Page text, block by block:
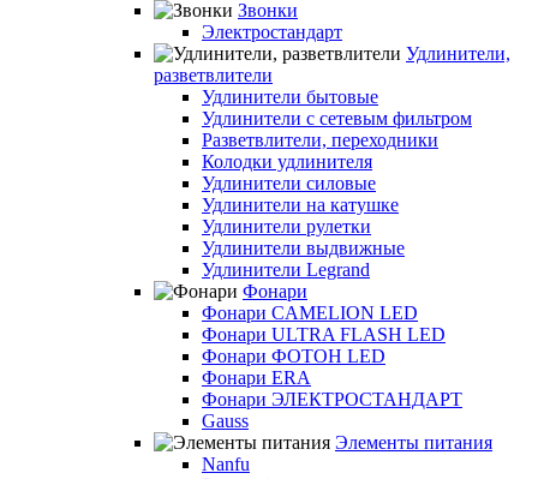
Звонки
Электростандарт
Удлинители,
разветвлители
Удлинители бытовые
Удлинители с сетевым фильтром
Разветвлители, переходники
Колодки удлинителя
Удлинители силовые
Удлинители на катушке
Удлинители рулетки
Удлинители выдвижные
Удлинители Legrand
Фонари
Фонари CAMELION LED
Фонари ULTRA FLASH LED
Фонари ФОТОН LED
Фонари ERA
Фонари ЭЛЕКТРОСТАНДАРТ
Gauss
Элементы питания
Nanfu